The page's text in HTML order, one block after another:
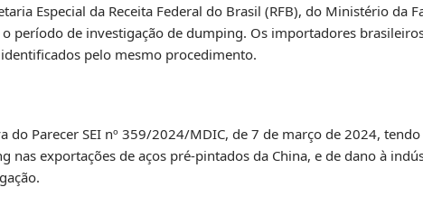
Especial da Receita Federal do Brasil (RFB), do Ministério da
período de investigação de dumping. Os importadores
pelo mesmo procedimento.
do Parecer SEI nº 359/2024/MDIC, de 7 de março de 2024,
nas exportações de aços pré-pintados da China, e de dano à